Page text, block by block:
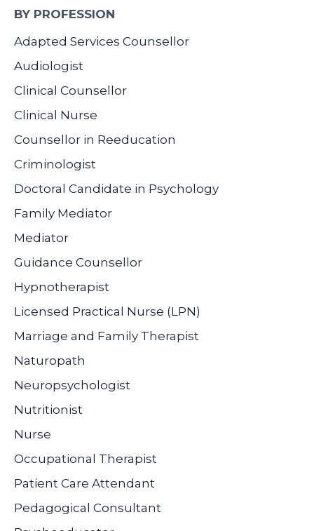
BY PROFESSION
Adapted Services Counsellor
Audiologist
Clinical Counsellor
Clinical Nurse
Counsellor in Reeducation
Criminologist
Doctoral Candidate in Psychology
Family Mediator
Mediator
Guidance Counsellor
Hypnotherapist
Licensed Practical Nurse (LPN)
Marriage and Family Therapist
Naturopath
Neuropsychologist
Nutritionist
Nurse
Occupational Therapist
Patient Care Attendant
Pedagogical Consultant